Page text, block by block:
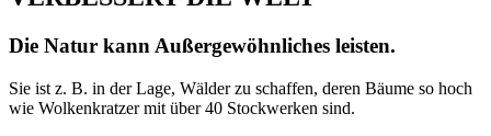
Die Natur kann Außergewöhnliches leisten.
Sie ist z. B. in der Lage, Wälder zu schaffen, deren Bäume so hoch
wie Wolkenkratzer mit über 40 Stockwerken sind.